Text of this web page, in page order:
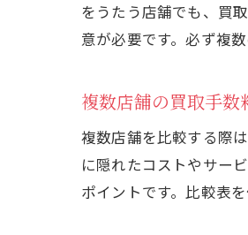
をうたう店舗でも、買
意が必要です。必ず複
複数店舗の買取手数
複数店舗を比較する際
に隠れたコストやサー
ポイントです。比較表